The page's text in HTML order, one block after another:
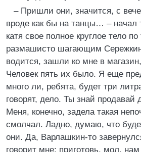
– Пришли они, значится, с
вроде как бы на танцы… – начал
катя свое полное круглое тело по
размашисто шагающим
водится, зашли ко мне в
Человек пять их было. Я еще
много ли, ребята, будет три
говорят, дело. Ты знай продавай
Меня, конечно, задела такая
смолчал. Ладно, думаю, что
они. Да, Варлашкин-то
говорит мне: приготовь, мол,